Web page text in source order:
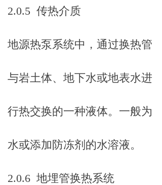
2.0.5 传热介质
地源热泵系统中，通过换热管
与岩土体、地下水或地表水进
行热交换的一种液体。一般为
水或添加防冻剂的水溶液。
2.0.6 地埋管换热系统